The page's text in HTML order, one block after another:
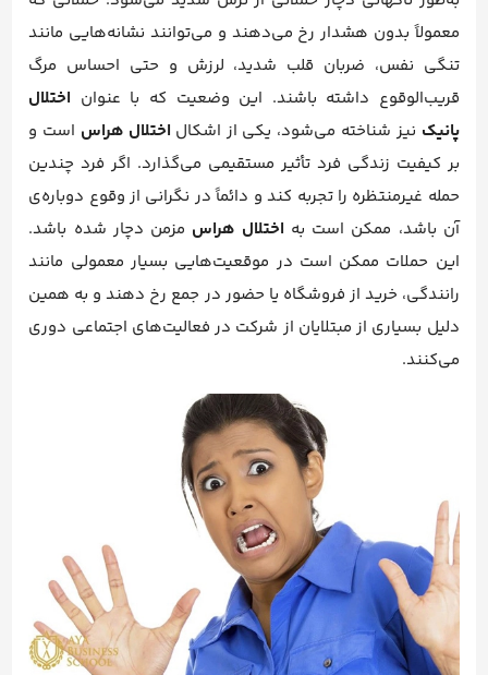
معمولاً بدون هشدار رخ می‌دهند و می‌توانند نشانه‌هایی مانند
تنگی نفس، ضربان قلب شدید، لرزش و حتی احساس مرگ
قریب‌الوقوع داشته باشند. این وضعیت که با عنوان اختلال
پانیک نیز شناخته می‌شود، یکی از اشکال اختلال هراس است و
بر کیفیت زندگی فرد تأثیر مستقیمی می‌گذارد. اگر فرد چندین
حمله غیرمنتظره را تجربه کند و دائماً در نگرانی از وقوع دوباره‌ی
آن باشد، ممکن است به اختلال هراس مزمن دچار شده باشد.
این حملات ممکن است در موقعیت‌هایی بسیار معمولی مانند
رانندگی، خرید از فروشگاه یا حضور در جمع رخ دهند و به همین
دلیل بسیاری از مبتلایان از شرکت در فعالیت‌های اجتماعی دوری
می‌کنند.